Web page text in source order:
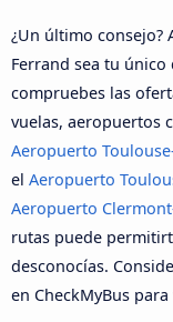
¿Un último consejo?
Ferrand sea tu
compruebes las
vuelas, aeropuertos
Aeropuerto
el Aeropuerto
Aeropuerto
rutas puede
desconocías.
en CheckMyBus